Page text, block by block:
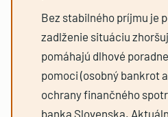
Bez stabilného príjmu je
zadlženie situáciu
pomáhajú dlhové
pomoci (osobný bankrot
ochrany finančného
banka Slovenska.